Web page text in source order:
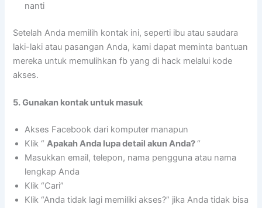
nanti
Setelah Anda memilih kontak ini, seperti ibu atau saudara
laki-laki atau pasangan Anda, kami dapat meminta bantuan
mereka untuk memulihkan fb yang di hack melalui kode
akses.
5. Gunakan kontak untuk masuk
Akses Facebook dari komputer manapun
Klik “Apakah Anda lupa detail akun Anda?“
Masukkan email, telepon, nama pengguna atau nama
lengkap Anda
Klik “Cari”
Klik “Anda tidak lagi memiliki akses?” jika Anda tidak bisa